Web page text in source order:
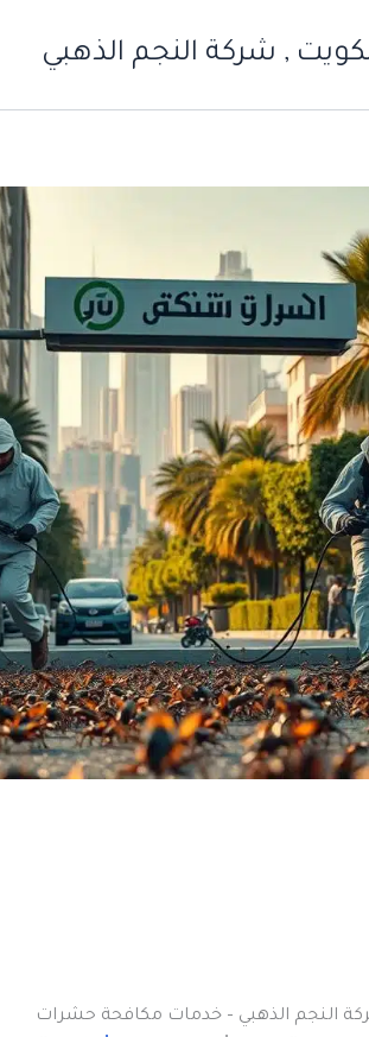
, شركة النجم الذهبي
النجم الذهبي – خدمات مكافحة حشرات